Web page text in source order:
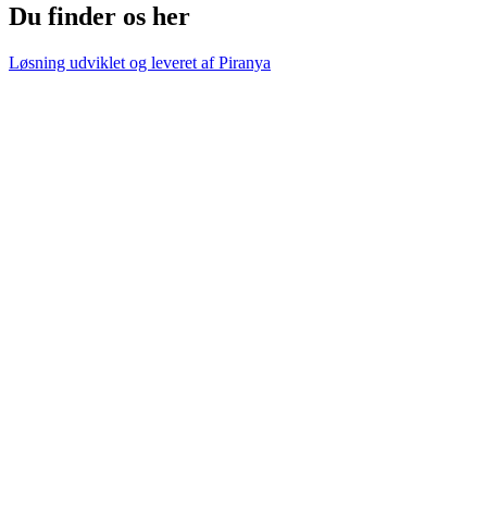
Du finder os her
Løsning udviklet og leveret afPiranya